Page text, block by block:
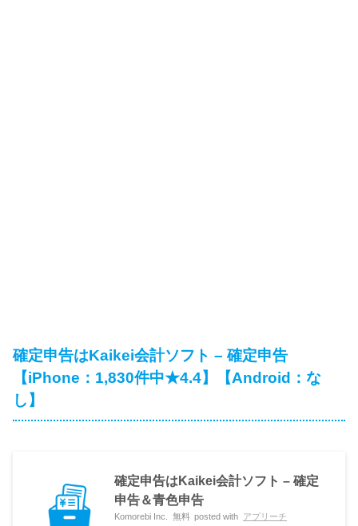
確定申告はKaikei会計ソフト – 確定申告
【iPhone：1,830件中★4.4】【Android：な
し】
確定申告はKaikei会計ソフト – 確定
申告＆青色申告
Komorebi Inc. 無料 posted with アプリーチ